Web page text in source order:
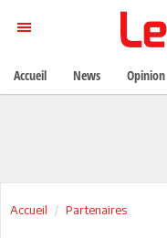
Accueil Partenaires
Accueil News Opinion